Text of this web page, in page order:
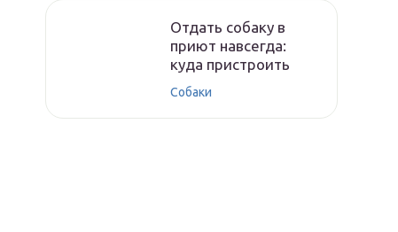
Отдать собаку в
приют навсегда:
куда пристроить
Собаки